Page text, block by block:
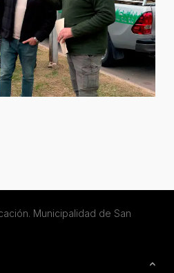
Municipalidad de San